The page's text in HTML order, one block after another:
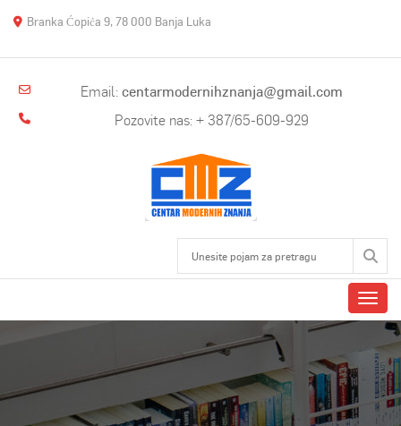
Branka Ćopića 9, 78 000 Banja Luka
Email: centarmodernihznanja@gmail.com
Pozovite nas: + 387/65-609-929